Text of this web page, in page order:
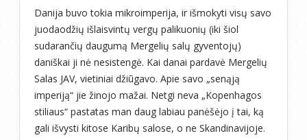
Danija buvo tokia mikroimperija, ir išmokyti visų savo
juodaodžių išlaisvintų vergų palikuonių (iki šiol
sudarančių daugumą Mergelių salų gyventojų)
daniškai ji nė nesistengė. Kai danai pardavė Mergelių
Salas JAV, vietiniai džiūgavo. Apie savo „senąją
imperiją“ jie žinojo mažai. Netgi neva „Kopenhagos
stiliaus“ pastatas man daug labiau panėšėjo į tai, ką
gali išvysti kitose Karibų salose, o ne Skandinavijoje.